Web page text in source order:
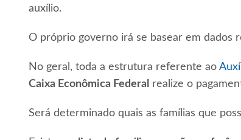
auxílio.
O próprio governo irá se basear em dados
No geral, toda a estrutura referente ao
Caixa Econômica Federal realize o
Será determinado quais as famílias que